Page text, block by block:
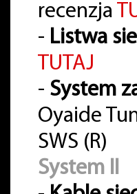
recenzja
- Listwa
TUTAJ
- System
Oyaide
SWS (R)
System II